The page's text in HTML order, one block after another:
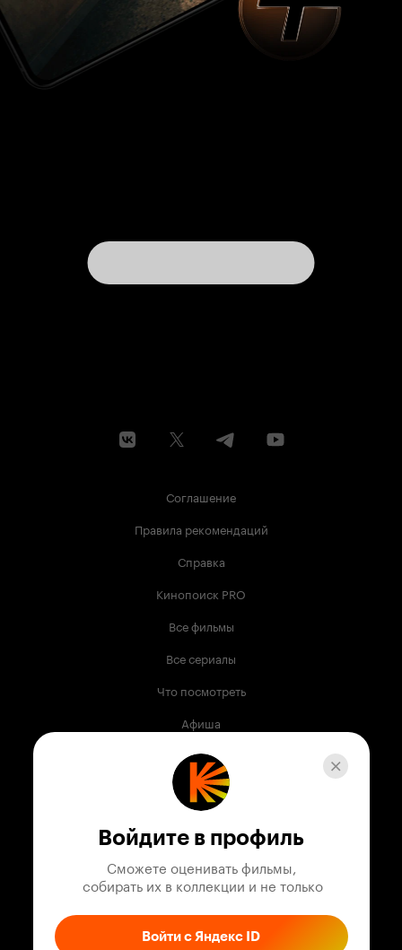
Соглашение
Правила рекомендаций
Справка
Кинопоиск PRO
Все фильмы
Все сериалы
Что посмотреть
Афиша
Музыка
Телепрограмма
Служба поддержки
Войдите в профиль
Сможете оценивать фильмы,
собирать их в коллекции и не только
Войти с Яндекс ID